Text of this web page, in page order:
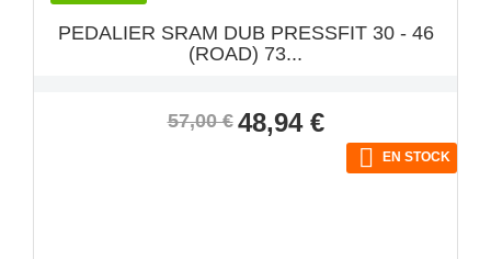
PEDALIER SRAM DUB PRESSFIT 30 - 46
(ROAD) 73...
Precio
57,00 € Precio
48,94 €
 EN STOCK